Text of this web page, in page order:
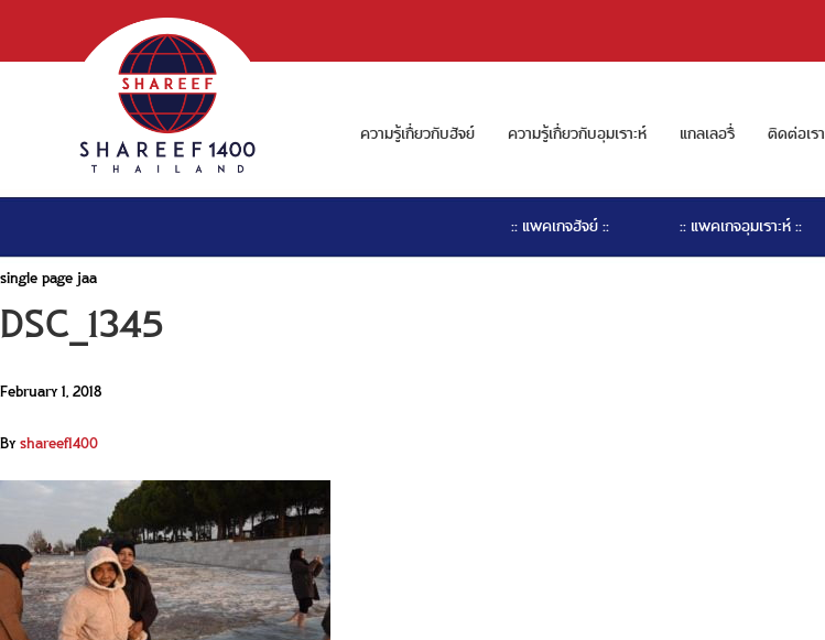
ความรู้เกี่ยวกับฮัจย์ ความรู้เกี่ยวกับอุมเราะห์ แกลเลอรี่ ติดต่อเรา
:: แพคเกจฮัจย์ :: :: แพคเกจอุมเราะห์ ::
single page jaa
DSC_1345
February 1, 2018
Byshareef1400